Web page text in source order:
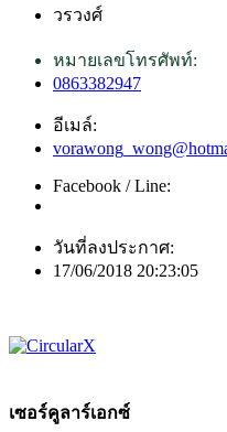
วรวงศ์
หมายเลขโทรศัพท์:
0863382947
อีเมล์:
Facebook / Line:
วันที่ลงประกาศ:
17/06/2018 20:23:05
เซอร์คูลาร์เอกซ์